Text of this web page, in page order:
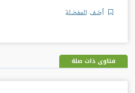
أضف للمفضلة
فتاوى ذات صلة